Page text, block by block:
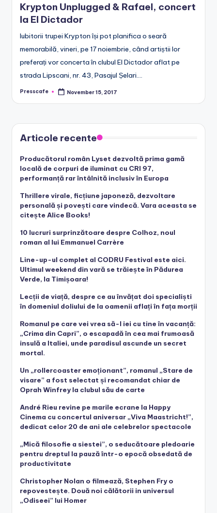
Krypton Unplugged & Rafael, concert
la El Dictador
Iubitorii trupei Krypton își pot planifica o seară
memorabilă, vineri, pe 17 noiembrie, când artiștii lor
preferați vor concerta în clubul El Dictador aflat pe
strada Lipscani, nr. 43, Pasajul Șelari.…
Posted
Presscafe November 15, 2017
Articole recente
Producătorul român Lyset dezvoltă prima gamă
locală de corpuri de iluminat cu CRI 97,
performanță rar întâlnită inclusiv în Europa
Thrillere virale, ficțiune japoneză, dezvoltare
personală și povești care vindecă. Vara aceasta se
citește Alice Books!
10 lucruri surprinzătoare despre Colhoz, noul
roman al lui Emmanuel Carrère
Line-up-ul complet al CODRU Festival este aici.
Ultimul weekend din vară se trăiește în Pădurea
Verde, la Timișoara!
Lecții de viață, despre ce au învățat doi specialiști
în domeniul doliului de la oamenii aflați în fața morții
Romanul pe care vei vrea să-l iei cu tine în vacanță:
„Crima din Capri”, o escapadă în cea mai frumoasă
insulă a Italiei, unde paradisul ascunde un secret
mortal.
Un „rollercoaster emoționant”, romanul „Stare de
visare” a fost selectat și recomandat chiar de
Oprah Winfrey la clubul său de carte
André Rieu revine pe marile ecrane la Happy
Cinema cu concertul aniversar „Viva Maastricht!”,
dedicat celor 20 de ani ale celebrelor spectacole
„Mică filosofie a siestei”, o seducătoare pledoarie
pentru dreptul la pauză într-o epocă obsedată de
productivitate
Christopher Nolan o filmează, Stephen Fry o
repovestește. Două noi călătorii in universul
„Odiseei” lui Homer